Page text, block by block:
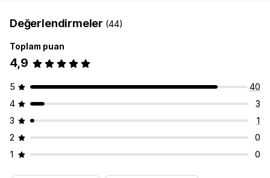
Değerlendirmeler (44)
Toplam puan
4,9
5
40
4
3
3
1
2
0
1
0